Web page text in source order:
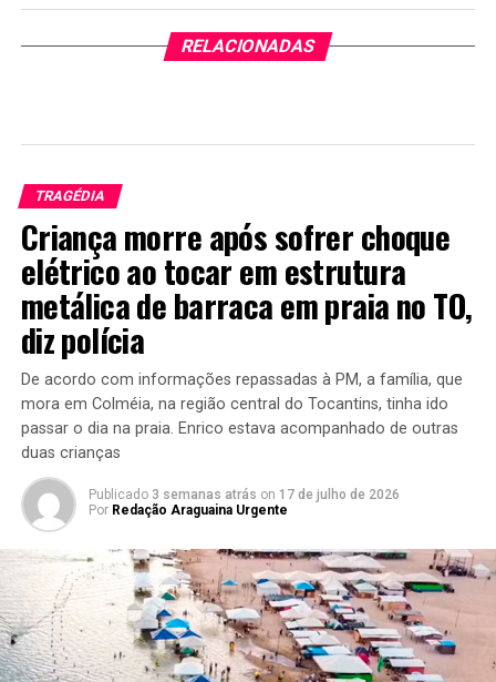
RELACIONADAS
TRAGÉDIA
Criança morre após sofrer choque
elétrico ao tocar em estrutura
metálica de barraca em praia no TO,
diz polícia
De acordo com informações repassadas à PM, a família, que
mora em Colméia, na região central do Tocantins, tinha ido
passar o dia na praia. Enrico estava acompanhado de outras
duas crianças
Publicado 3 semanas atrás on 17 de julho de 2026
Por Redação Araguaina Urgente